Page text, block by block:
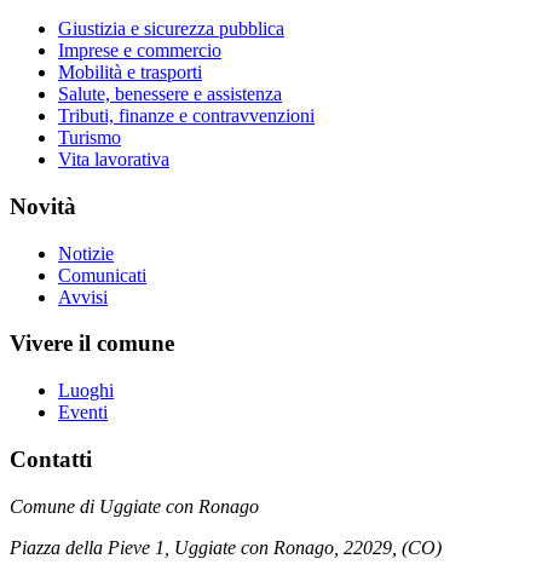
Giustizia e sicurezza pubblica
Imprese e commercio
Mobilità e trasporti
Salute, benessere e assistenza
Tributi, finanze e contravvenzioni
Turismo
Vita lavorativa
Novità
Notizie
Comunicati
Avvisi
Vivere il comune
Luoghi
Eventi
Contatti
Comune di Uggiate con Ronago
Piazza della Pieve 1, Uggiate con Ronago, 22029, (CO)